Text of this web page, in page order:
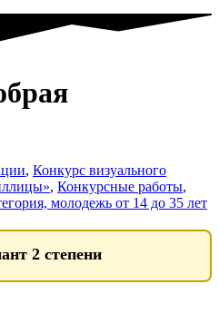
, Конкурс визуального
, Конкурсные работы,
молодежь от 14 до 35 лет
2 степени